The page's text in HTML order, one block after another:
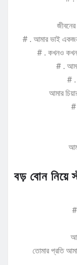
# . আমার ভাই একজন
# . কখনও
# .
# .
আমার
#
বড় বোন নিয়ে
তোমার প্রতি